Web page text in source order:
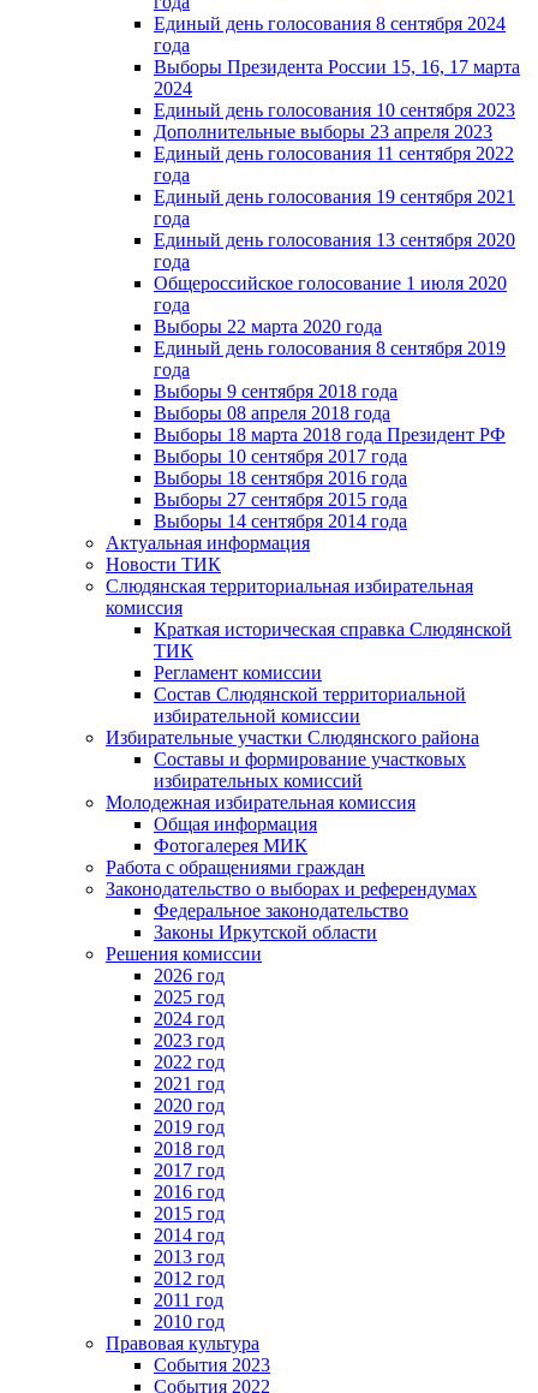
Единый день голосования 8 сентября 2024
года
Выборы Президента России 15, 16, 17 марта
2024
Единый день голосования 10 сентября 2023
Дополнительные выборы 23 апреля 2023
Единый день голосования 11 сентября 2022
года
Единый день голосования 19 сентября 2021
года
Единый день голосования 13 сентября 2020
года
Общероссийское голосование 1 июля 2020
года
Выборы 22 марта 2020 года
Единый день голосования 8 сентября 2019
года
Выборы 9 сентября 2018 года
Выборы 08 апреля 2018 года
Выборы 18 марта 2018 года Президент РФ
Выборы 10 сентября 2017 года
Выборы 18 сентября 2016 года
Выборы 27 сентября 2015 года
Выборы 14 сентября 2014 года
Актуальная информация
Новости ТИК
Слюдянская территориальная избирательная
комиссия
Краткая историческая справка Слюдянской
ТИК
Регламент комиссии
Состав Слюдянской территориальной
избирательной комиссии
Избирательные участки Слюдянского района
Составы и формирование участковых
избирательных комиссий
Молодежная избирательная комиссия
Общая информация
Фотогалерея МИК
Работа с обращениями граждан
Законодательство о выборах и референдумах
Федеральное законодательство
Законы Иркутской области
Решения комиссии
2026 год
2025 год
2024 год
2023 год
2022 год
2021 год
2020 год
2019 год
2018 год
2017 год
2016 год
2015 год
2014 год
2013 год
2012 год
2011 год
2010 год
Правовая культура
События 2023
События 2022